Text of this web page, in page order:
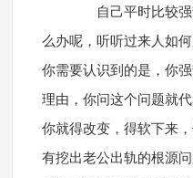
自己平时比较强
么办呢，听听过来人如
你需要认识到的是，你
理由，你问这个问题就
你就得改变，得软下来
有挖出老公出轨的根源